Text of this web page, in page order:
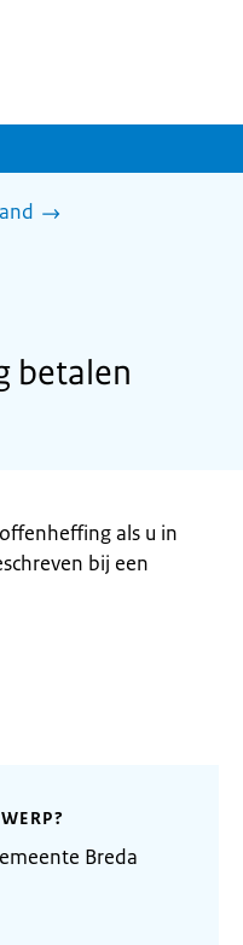
betalen
als u in
bij een
Breda